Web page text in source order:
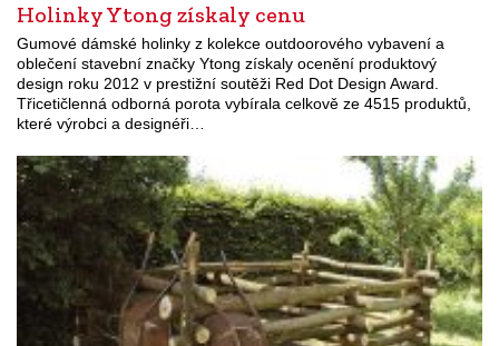
Holinky Ytong získaly cenu
Gumové dámské holinky z kolekce outdoorového vybavení a
oblečení stavební značky Ytong získaly ocenění produktový
design roku 2012 v prestižní soutěži Red Dot Design Award.
Třicetičlenná odborná porota vybírala celkově ze 4515 produktů,
které výrobci a designéři…